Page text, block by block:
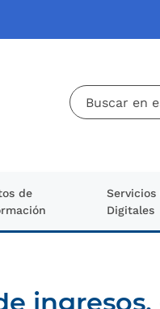
de
Servicios
Digitales
ingresos,